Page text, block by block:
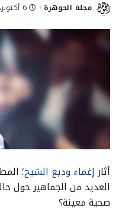
Posted
مجلة الجوهرة 6 أكتوبر، 2019
أثار إغماء وديع الشيخ؛
العديد من الجماهير حول
صحية معينة؟